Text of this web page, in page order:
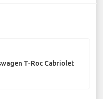
T-Roc Cabriolet